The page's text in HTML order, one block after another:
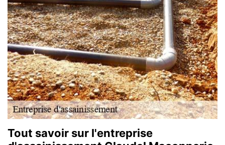
Tout savoir sur l'entreprise